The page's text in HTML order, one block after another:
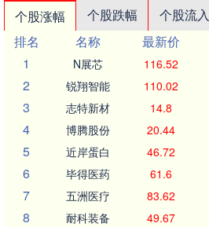
个股涨幅 个股跌幅 个股流入
排名
名称 最新价
1
N展芯 116.52
2 锐翔智能 110.02
3 志特新材 14.8
4 博腾股份 20.44
5 近岸蛋白 46.72
6 毕得医药 61.6
7 五洲医疗 83.62
8 耐科装备 49.67